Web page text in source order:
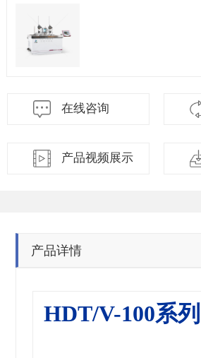
在线咨询
产品视频展示
产品详情
HDT/V-100系列